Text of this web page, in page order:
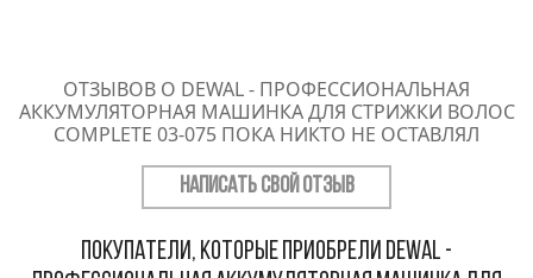
ОТЗЫВОВ О DEWAL - ПРОФЕССИОНАЛЬНАЯ
АККУМУЛЯТОРНАЯ МАШИНКА ДЛЯ СТРИЖКИ ВОЛОС
COMPLETE 03-075 ПОКА НИКТО НЕ ОСТАВЛЯЛ
НАПИСАТЬ СВОЙ ОТЗЫВ
Покупатели, которые приобрели Dewal -